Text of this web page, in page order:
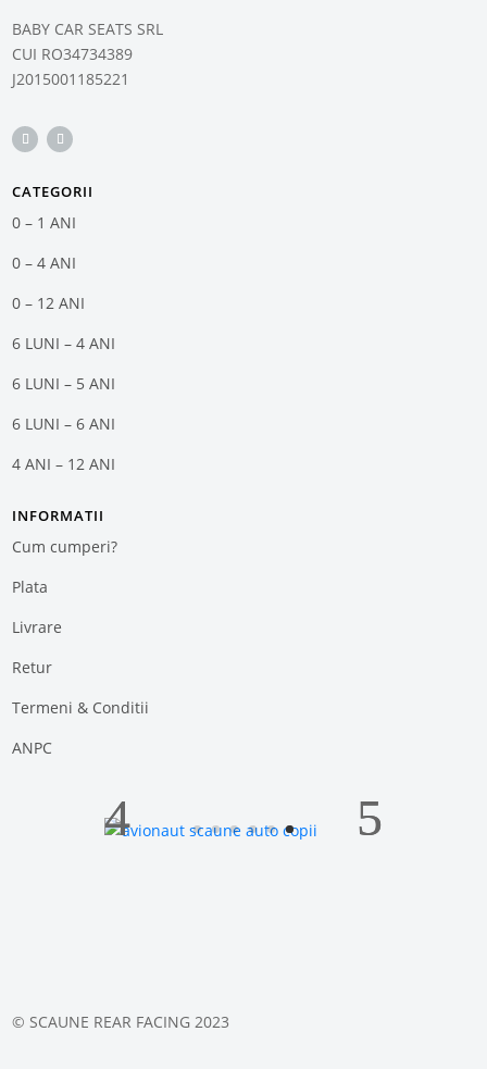
BABY CAR SEATS SRL
CUI RO34734389
J2015001185221
CATEGORII
0 – 1 ANI
0 – 4 ANI
0 – 12 ANI
6 LUNI – 4 ANI
6 LUNI – 5 ANI
6 LUNI – 6 ANI
4 ANI – 12 ANI
INFORMATII
Cum cumperi?
Plata
Livrare
Retur
Termeni & Conditii
ANPC